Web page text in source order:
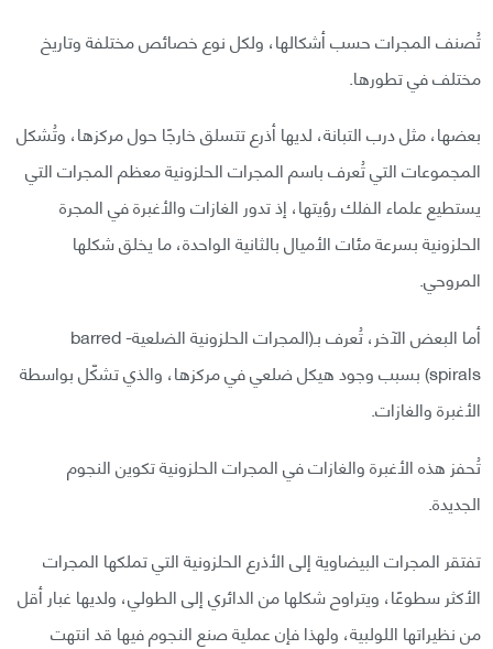
تُصنف المجرات حسب أشكالها، ولكل نوع خصائص مختلفة وتاريخ
مختلف في تطورها.
بعضها، مثل درب التبانة، لديها أذرع تتسلق خارجًا حول مركزها، وتُشكل
المجموعات التي تُعرف باسم المجرات الحلزونية معظم المجرات التي
يستطيع علماء الفلك رؤيتها، إذ تدور الغازات والأغبرة في المجرة
الحلزونية بسرعة مئات الأميال بالثانية الواحدة، ما يخلق شكلها
المروحي.
أما البعض الآخر، تُعرف بـ(المجرات الحلزونية الضلعية- barred
spirals) بسبب وجود هيكل ضلعي في مركزها، والذي تشكّل بواسطة
الأغبرة والغازات.
تُحفز هذه الأغبرة والغازات في المجرات الحلزونية تكوين النجوم
الجديدة.
تفتقر المجرات البيضاوية إلى الأذرع الحلزونية التي تملكها المجرات
الأكثر سطوعًا، ويتراوح شكلها من الدائري إلى الطولي، ولديها غبار أقل
من نظيراتها اللولبية، ولهذا فإن عملية صنع النجوم فيها قد انتهت